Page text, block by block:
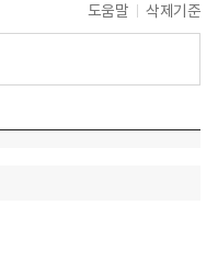
도움말 삭제기준